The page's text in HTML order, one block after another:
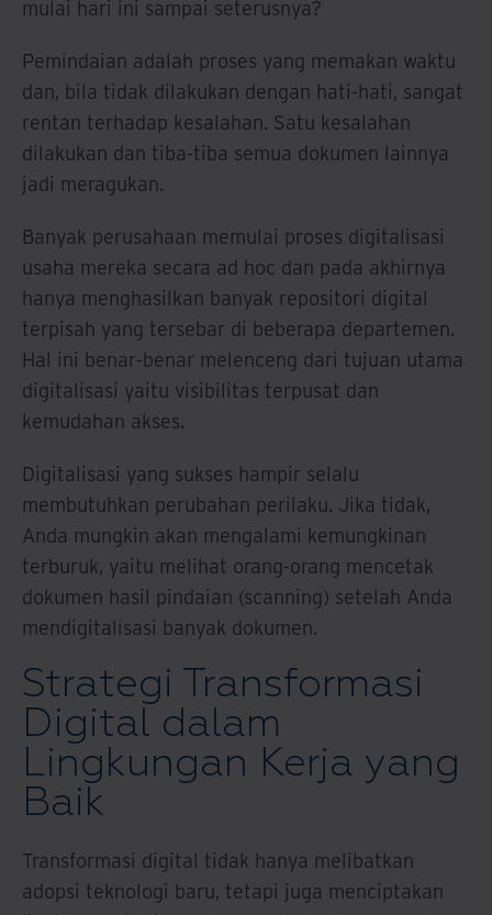
mulai hari ini sampai seterusnya?
Pemindaian adalah proses yang memakan waktu
dan, bila tidak dilakukan dengan hati-hati, sangat
rentan terhadap kesalahan. Satu kesalahan
dilakukan dan tiba-tiba semua dokumen lainnya
jadi meragukan.
Banyak perusahaan memulai proses digitalisasi
usaha mereka secara ad hoc dan pada akhirnya
hanya menghasilkan banyak repositori digital
terpisah yang tersebar di beberapa departemen.
Hal ini benar-benar melenceng dari tujuan utama
digitalisasi yaitu visibilitas terpusat dan
kemudahan akses.
Digitalisasi yang sukses hampir selalu
membutuhkan perubahan perilaku. Jika tidak,
Anda mungkin akan mengalami kemungkinan
terburuk, yaitu melihat orang-orang mencetak
dokumen hasil pindaian (scanning) setelah Anda
mendigitalisasi banyak dokumen.
Strategi Transformasi
Digital dalam
Lingkungan Kerja yang
Baik
Transformasi digital tidak hanya melibatkan
adopsi teknologi baru, tetapi juga menciptakan